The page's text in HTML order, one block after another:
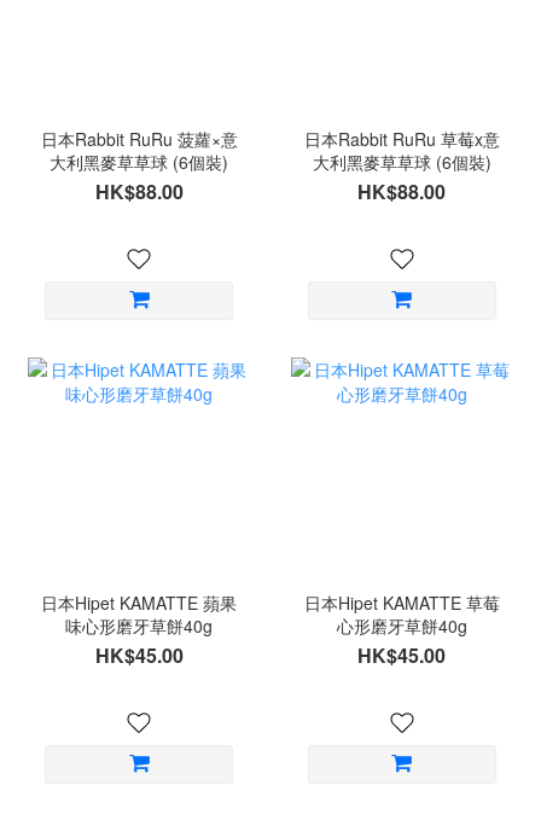
日本Rabbit RuRu 菠蘿×意
大利黑麥草草球 (6個裝)
HK$88.00
日本Rabbit RuRu 草莓x意
大利黑麥草草球 (6個裝)
HK$88.00
日本Hipet KAMATTE 蘋果
味心形磨牙草餅40g
HK$45.00
日本Hipet KAMATTE 草莓
心形磨牙草餅40g
HK$45.00